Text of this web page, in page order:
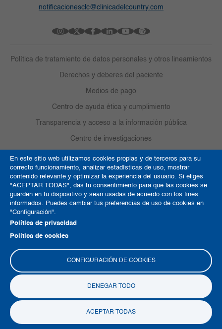
En este sitio web utilizamos cookies propias y de terceros para su
correcto funcionamiento, analizar estadísticas de uso, mostrar
contenido relevante y optimizar la experiencia del usuario. Si eliges
"ACEPTAR TODAS", das tu consentimiento para que las cookies se
guarden en tu dispositivo y sean usadas de acuerdo con los fines
informados. Puedes cambiar tus preferencias de uso de cookies en
"Configuración".
Política de privacidad
Política de cookies
CONFIGURACIÓN DE COOKIES
DENEGAR TODO
ACEPTAR TODAS
notificacionesclc@clinicadelcountry.com
Política de tratamiento de datos personales y otros lineamientos
Derechos y deberes del paciente
Medios de pago
Centro de ayuda ética y cumplimiento
Transparencia y acceso a la información pública
Centro de investigaciones
Diagnosis
Memorias diagnosis
Memorias Médicos de Vanguardia
¿Qué hacer en caso de emergencia?